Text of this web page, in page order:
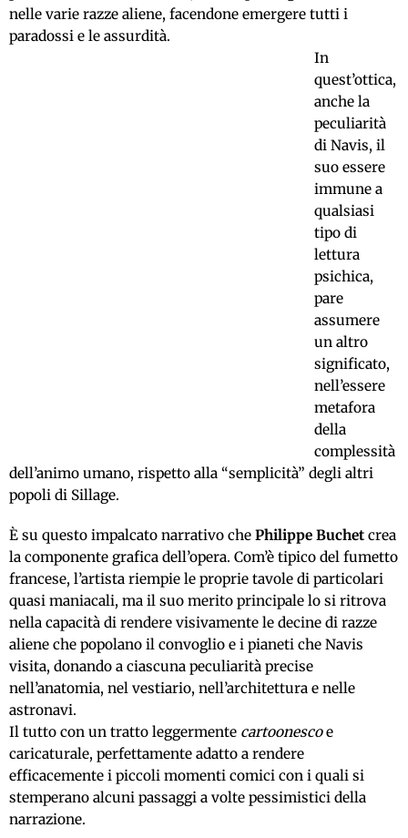
nelle varie razze aliene, facendone emergere tutti i
paradossi e le assurdità.
In
quest’ottica,
anche la
peculiarità
di Navis, il
suo essere
immune a
qualsiasi
tipo di
lettura
psichica,
pare
assumere
un altro
significato,
nell’essere
metafora
della
complessità
dell’animo umano, rispetto alla “semplicità” degli altri
popoli di Sillage.
È su questo impalcato narrativo che Philippe Buchet crea
la componente grafica dell’opera. Com’è tipico del fumetto
francese, l’artista riempie le proprie tavole di particolari
quasi maniacali, ma il suo merito principale lo si ritrova
nella capacità di rendere visivamente le decine di razze
aliene che popolano il convoglio e i pianeti che Navis
visita, donando a ciascuna peculiarità precise
nell’anatomia, nel vestiario, nell’architettura e nelle
astronavi.
Il tutto con un tratto leggermente cartoonescoe
caricaturale, perfettamente adatto a rendere
efficacemente i piccoli momenti comici con i quali si
stemperano alcuni passaggi a volte pessimistici della
narrazione.